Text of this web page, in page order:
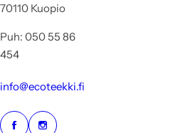
70110 Kuopio
Puh: 050 55 86
454
info@ecoteekki.fi